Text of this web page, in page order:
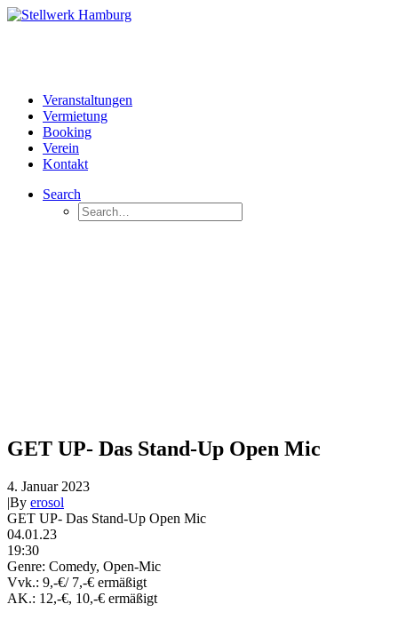
Veranstaltungen
Vermietung
Booking
Verein
Kontakt
Search
GET UP- Das Stand-Up Open Mic
4. Januar 2023
|By erosol
GET UP- Das Stand-Up Open Mic
04.01.23
19:30
Genre: Comedy, Open-Mic
Vvk.: 9,-€/ 7,-€ ermäßigt
AK.: 12,-€, 10,-€ ermäßigt